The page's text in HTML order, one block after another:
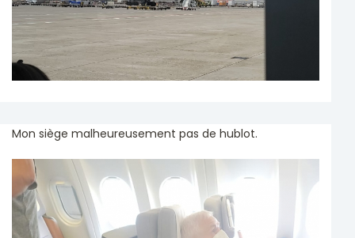
Mon siège malheureusement pas de hublot.